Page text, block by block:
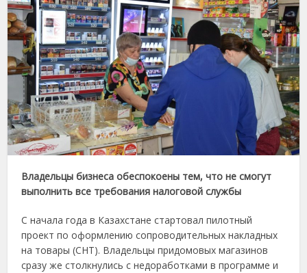
Владельцы бизнеса обеспокоены тем, что не смогут
выполнить все требования налоговой службы
С начала года в Казахстане стартовал пилотный
проект по оформлению сопроводительных накладных
на товары (СНТ). Владельцы придомовых магазинов
сразу же столкнулись с недоработками в программе и